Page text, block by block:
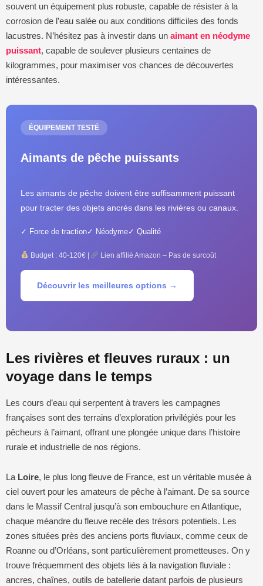
souvent un équipement plus robuste, capable de résister à la
corrosion de l’eau salée ou aux conditions difficiles des fonds
lacustres. N’hésitez pas à investir dans un aimant en néodyme
puissant, capable de soulever plusieurs centaines de
kilogrammes, pour maximiser vos chances de découvertes
intéressantes.
ÉQUIPEMENT TESTÉ
Aimants de pêche puissants
Les aimants de pêche doivent être suffisamment puissant
pour tracter des objets ancrés dans les rivières ou canaux.
✓ Force de traction✓ Néodyme✓ Qualité
Budget : 40-120€ | Lien affilié Amazon – Pas de surcoût
Découvrir les meilleures options →
Les rivières et fleuves ruraux : un
voyage dans le temps
Les cours d’eau qui serpentent à travers les campagnes
françaises sont des terrains d’exploration privilégiés pour les
pêcheurs à l’aimant, offrant une plongée unique dans l’histoire
rurale et industrielle de nos régions.
La Loire, le plus long fleuve de France, est un véritable musée à
ciel ouvert pour les amateurs de pêche à l’aimant. De sa source
dans le Massif Central jusqu’à son embouchure en Atlantique,
chaque méandre du fleuve recèle des trésors potentiels. Les
zones situées près des anciens ports fluviaux, comme ceux de
Roanne ou d’Orléans, sont particulièrement prometteuses. On y
trouve fréquemment des objets liés à la navigation fluviale :
ancres, chaînes, outils de batellerie datant parfois de plusieurs